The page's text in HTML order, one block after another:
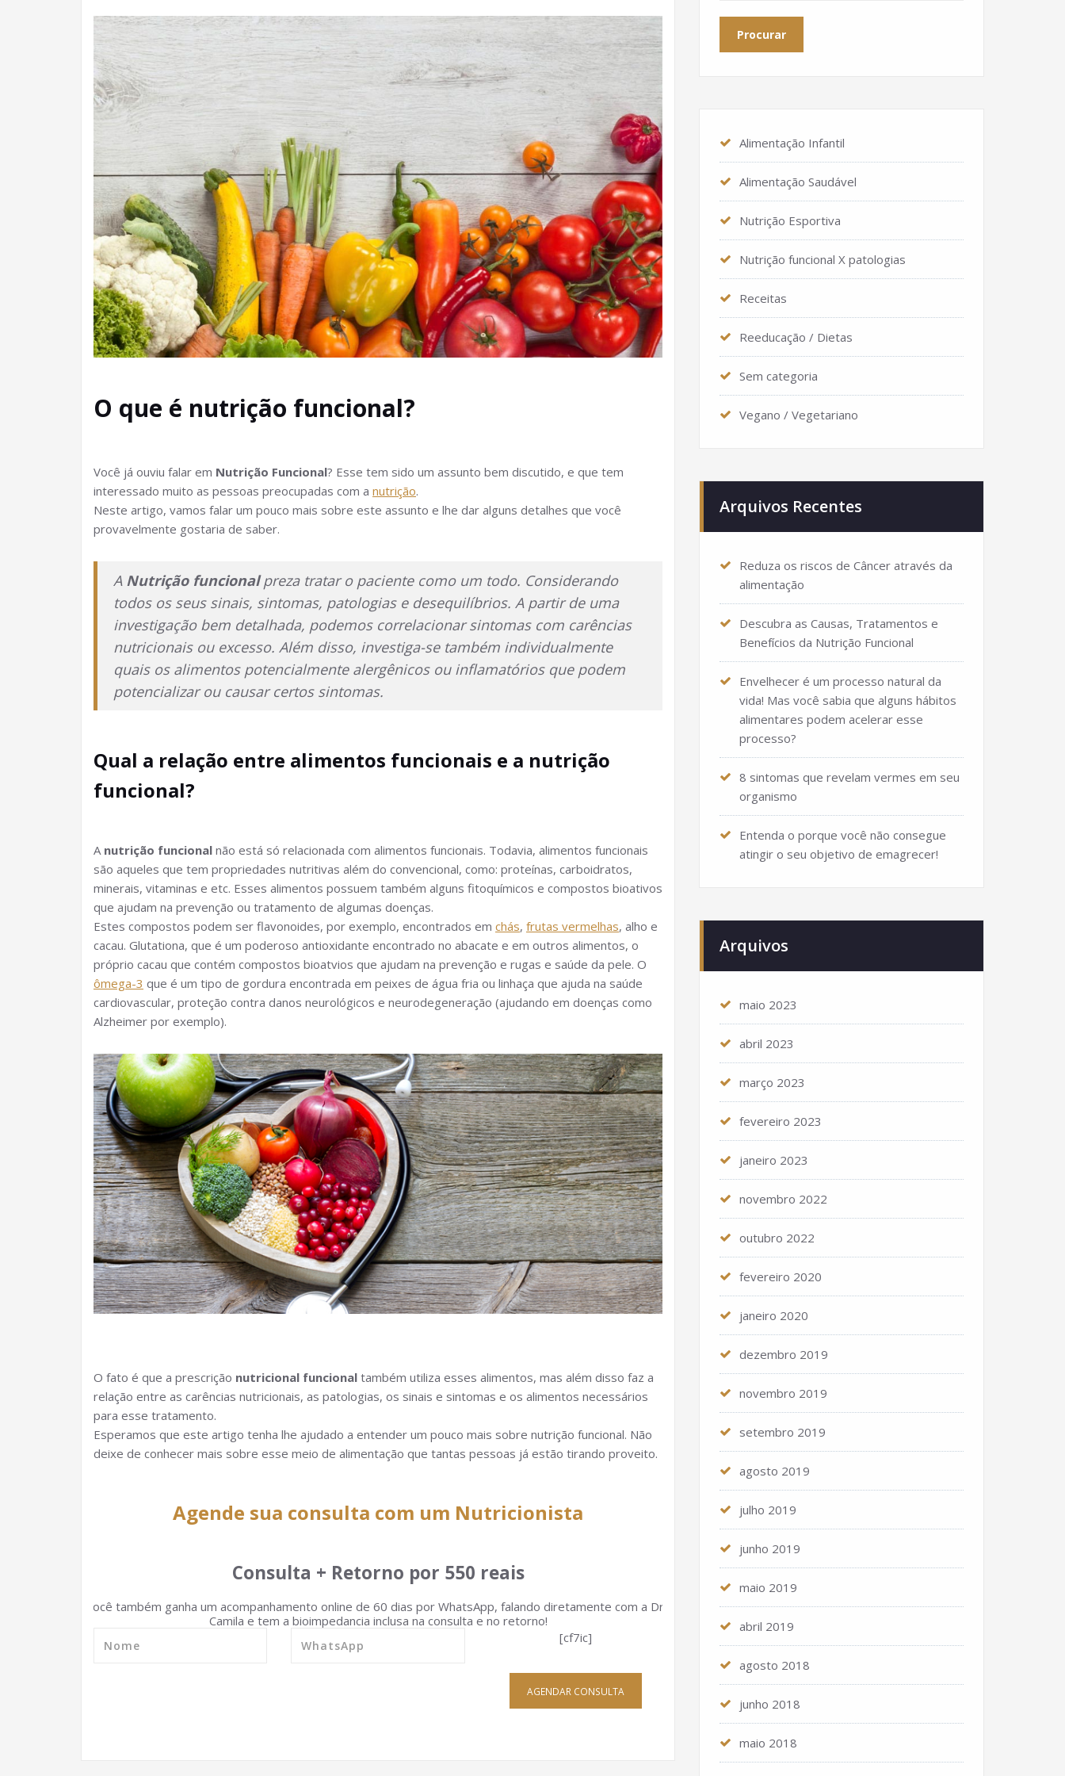
O que é nutrição funcional?
Você já ouviu falar em Nutrição Funcional? Esse tem sido um assunto bem discutido, e que tem
interessado muito as pessoas preocupadas com a nutrição.
Neste artigo, vamos falar um pouco mais sobre este assunto e lhe dar alguns detalhes que você
provavelmente gostaria de saber.
A Nutrição funcionalpreza tratar o paciente como um todo. Considerando
todos os seus sinais, sintomas, patologias e desequilíbrios. A partir de uma
investigação bem detalhada, podemos correlacionar sintomas com carências
nutricionais ou excesso. Além disso, investiga-se também individualmente
quais os alimentos potencialmente alergênicos ou inflamatórios que podem
potencializar ou causar certos sintomas.
Qual a relação entre alimentos funcionais e a nutrição
funcional?
A nutrição funcional não está só relacionada com alimentos funcionais. Todavia, alimentos funcionais
são aqueles que tem propriedades nutritivas além do convencional, como: proteínas, carboidratos,
minerais, vitaminas e etc. Esses alimentos possuem também alguns fitoquímicos e compostos bioativos
que ajudam na prevenção ou tratamento de algumas doenças.
Estes compostos podem ser flavonoides, por exemplo, encontrados em chás, frutas vermelhas, alho e
cacau. Glutationa, que é um poderoso antioxidante encontrado no abacate e em outros alimentos, o
próprio cacau que contém compostos bioatvios que ajudam na prevenção e rugas e saúde da pele. O
ômega-3 que é um tipo de gordura encontrada em peixes de água fria ou linhaça que ajuda na saúde
cardiovascular, proteção contra danos neurológicos e neurodegeneração (ajudando em doenças como
Alzheimer por exemplo).
O fato é que a prescrição nutricional funcional também utiliza esses alimentos, mas além disso faz a
relação entre as carências nutricionais, as patologias, os sinais e sintomas e os alimentos necessários
para esse tratamento.
Esperamos que este artigo tenha lhe ajudado a entender um pouco mais sobre nutrição funcional. Não
deixe de conhecer mais sobre esse meio de alimentação que tantas pessoas já estão tirando proveito.
Agende sua consulta com um Nutricionista
Consulta + Retorno por 550 reais
Você também ganha um acompanhamento online de 60 dias por WhatsApp, falando diretamente com a Dra
Camila e tem a bioimpedancia inclusa na consulta e no retorno!
[cf7ic]
AGENDAR CONSULTA
Alimentação Infantil
Alimentação Saudável
Nutrição Esportiva
Nutrição funcional X patologias
Receitas
Reeducação / Dietas
Sem categoria
Vegano / Vegetariano
Arquivos Recentes
Reduza os riscos de Câncer através da
alimentação
Descubra as Causas, Tratamentos e
Benefícios da Nutrição Funcional
Envelhecer é um processo natural da
vida! Mas você sabia que alguns hábitos
alimentares podem acelerar esse
processo?
8 sintomas que revelam vermes em seu
organismo
Entenda o porque você não consegue
atingir o seu objetivo de emagrecer!
Arquivos
maio 2023
abril 2023
março 2023
fevereiro 2023
janeiro 2023
novembro 2022
outubro 2022
fevereiro 2020
janeiro 2020
dezembro 2019
novembro 2019
setembro 2019
agosto 2019
julho 2019
junho 2019
maio 2019
abril 2019
agosto 2018
junho 2018
maio 2018